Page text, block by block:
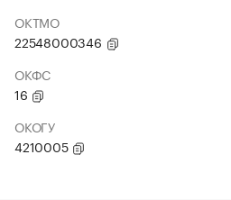
ОКТМО
22548000346
ОКФС
16
ОКОГУ
4210005